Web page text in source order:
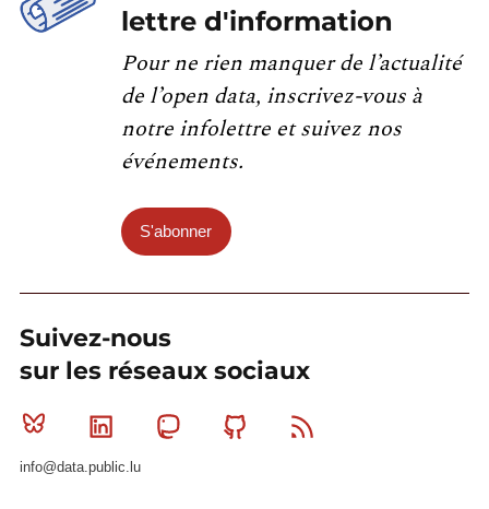
lettre d'information
Pour ne rien manquer de l’actualité
de l’open data, inscrivez-vous à
notre infolettre et suivez nos
événements.
S'abonner
Suivez-nous
sur les réseaux sociaux
Bluesky Linkedin MastodonGithub
info@data.public.lu